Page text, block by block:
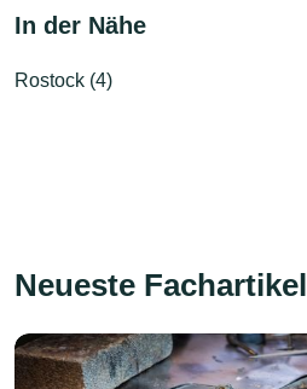
In der Nähe
Rostock (4)
Neueste Fachartikel